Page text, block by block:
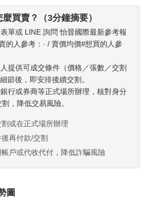
買賣？（3分鐘摘要）
單或 LINE 詢問 怡晉國際最新參考報
的人參考： - / 賣價均價#想買的人參
提供可成交條件（價格／張數／交割
節後，即安排後續交割。
行或券商等正式場所辦理，核對身分
，降低交易風險。
或在正式場所辦理
再付款/交割
戶或代收代付，降低詐騙風險
圖